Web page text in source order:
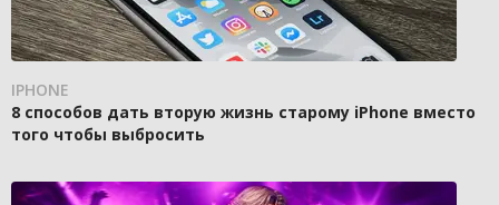
IPHONE
8 способов дать вторую жизнь старому iPhone вместо
того чтобы выбросить